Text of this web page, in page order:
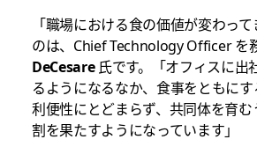
「職場における食の価値が変わっ
のは、Chief Technology Officer を
DeCesare氏です。「オフィスに出
るようになるなか、食事をともに
利便性にとどまらず、共同体を育
割を果たすようになっています」